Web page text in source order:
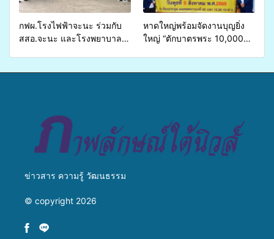
ชีวิตประชาชนอย่างยั่งยืน
กฟผ.โรงไฟฟ้าจะนะ ร่วมกับ
สสอ.จะนะ และโรงพยาบาล
หาดใหญ่พร้อมจัดงานบุญยิ่ง
ใหญ่ “ตักบาตรพระ 10,000
ข่าวสาร ความรู้ วัฒนธรรม
© copyright 2026